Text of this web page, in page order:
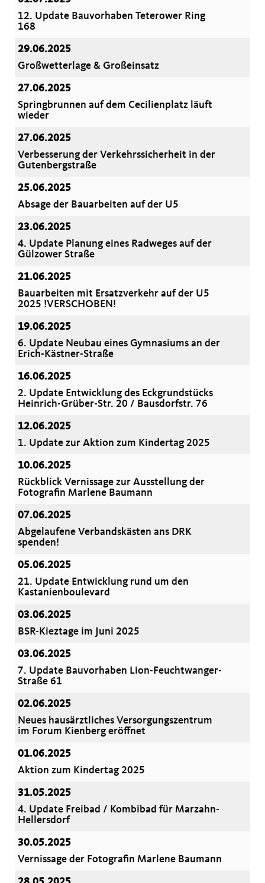
12. Update Bauvorhaben Teterower Ring
168
29.06.2025
Großwetterlage & Großeinsatz
27.06.2025
Springbrunnen auf dem Cecilienplatz läuft
wieder
27.06.2025
Verbesserung der Verkehrssicherheit in der
Gutenbergstraße
25.06.2025
Absage der Bauarbeiten auf der U5
23.06.2025
4. Update Planung eines Radweges auf der
Gülzower Straße
21.06.2025
Bauarbeiten mit Ersatzverkehr auf der U5
2025 !VERSCHOBEN!
19.06.2025
6. Update Neubau eines Gymnasiums an der
Erich-Kästner-Straße
16.06.2025
2. Update Entwicklung des Eckgrundstücks
Heinrich-Grüber-Str. 20 / Bausdorfstr. 76
12.06.2025
1. Update zur Aktion zum Kindertag 2025
10.06.2025
Rückblick Vernissage zur Ausstellung der
Fotografin Marlene Baumann
07.06.2025
Abgelaufene Verbandskästen ans DRK
spenden!
05.06.2025
21. Update Entwicklung rund um den
Kastanienboulevard
03.06.2025
BSR-Kieztage im Juni 2025
03.06.2025
7. Update Bauvorhaben Lion-Feuchtwanger-
Straße 61
02.06.2025
Neues hausärztliches Versorgungszentrum
im Forum Kienberg eröffnet
01.06.2025
Aktion zum Kindertag 2025
31.05.2025
4. Update Freibad / Kombibad für Marzahn-
Hellersdorf
30.05.2025
Vernissage der Fotografin Marlene Baumann